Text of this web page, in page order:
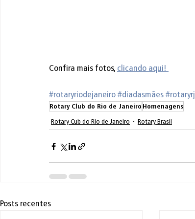
Confira mais fotos, clicando aqui!
#rotaryriodejaneiro#diadasmães#rotaryrj
Rotary Club do Rio de Janeiro Homenagens
Rotary Cub do Rio de Janeiro
Rotary Brasil
Posts recentes